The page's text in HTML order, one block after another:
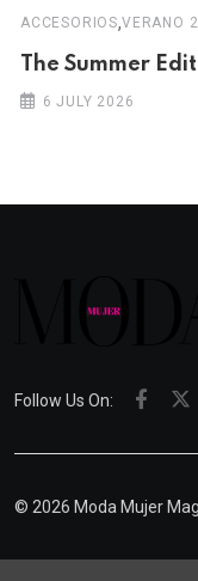
ACCESORIOS,VERANO
The Summer Edit
6 JULY 2026
Follow Us On:
© 2026 Moda Mujer